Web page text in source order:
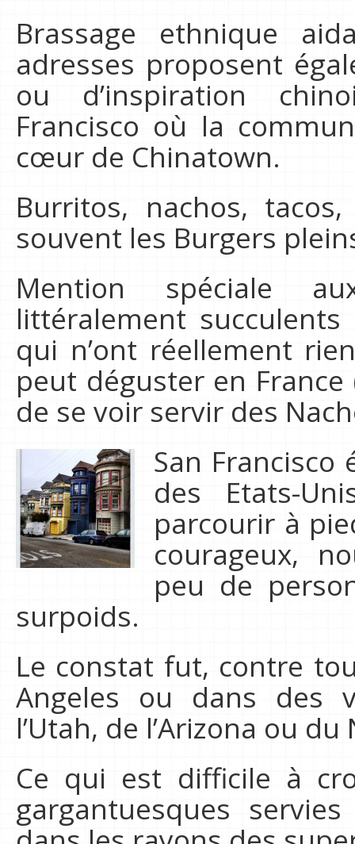
Brassage ethnique
adresses proposent
ou d’inspiration
Francisco où la
cœur de Chinatown.
Burritos, nachos,
souvent les Burgers
Mention spéciale
littéralement
qui n’ont réellement
peut déguster en France
de se voir servir des
San Francisco
des Etats-
parcourir à
courageux,
peu de
surpoids.
Le constat fut, contre
Angeles ou dans des
l’Utah, de l’Arizona ou du
Ce qui est difficile à
gargantuesques